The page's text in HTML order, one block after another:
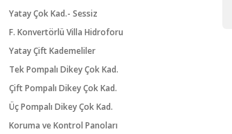
Yatay Çok Kad.- Sessiz
F. Konvertörlü Villa Hidroforu
Yatay Çift Kademeliler
Tek Pompalı Dikey Çok Kad.
Çift Pompalı Dikey Çok Kad.
Üç Pompalı Dikey Çok Kad.
Koruma ve Kontrol Panoları